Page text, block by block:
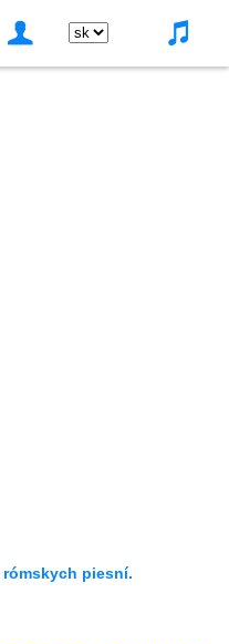
rómskych piesní.